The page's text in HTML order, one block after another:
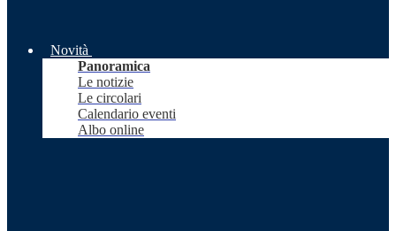
Novità
Panoramica
Le notizie
Le circolari
Calendario eventi
Albo online